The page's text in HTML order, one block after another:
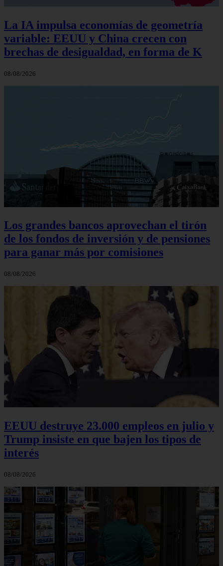
La IA impulsa economías de geometría
variable: EEUU y China crecen con
brechas de desigualdad, en forma de K
08/08/2026
Los grandes bancos aprovechan el tirón
de los fondos de inversión y de pensiones
para ganar más por comisiones
08/08/2026
EEUU destruye 23.000 empleos en julio y
Trump insiste en que bajen los tipos de
interés
08/08/2026